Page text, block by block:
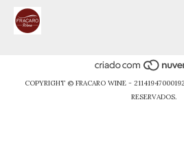
COPYRIGHT © FRACARO WINE -
RESERVADOS.